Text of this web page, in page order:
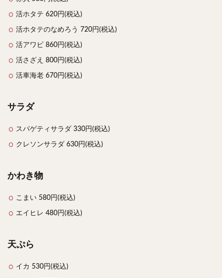
活ホタテ 620円(税込)
活ホタテのなめろう 720円(税込)
活アワビ 860円(税込)
活さざえ 800円(税込)
活車海老 670円(税込)
サラダ
スパゲティサラダ 330円(税込)
クレソンサラダ 630円(税込)
かわき物
こまい 580円(税込)
エイヒレ 480円(税込)
天ぷら
イカ 530円(税込)